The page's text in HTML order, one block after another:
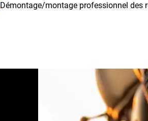
Démontage/montage professionnel